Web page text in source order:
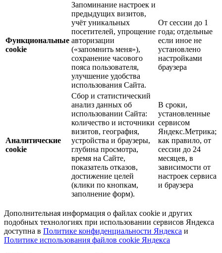
Функциональные
cookie
Запоминание настроек и
предыдущих визитов,
учёт уникальных
посетителей, упрощение
авторизации
(«запомнить меня»),
сохранение часового
пояса пользователя,
улучшение удобства
использования Сайта.
От сессии до 1
года; отдельные
если иное не
установлено
настройками
браузера
Аналитические
cookie
Сбор и статистический
анализ данных об
использовании Сайта:
количество и источники
визитов, география,
устройства и браузеры,
глубина просмотра,
время на Сайте,
показатель отказов,
достижение целей
(клики по кнопкам,
заполнение форм).
В сроки,
установленные
сервисом
Яндекс.Метрика;
как правило, от
сессии до 24
месяцев, в
зависимости от
настроек сервиса
и браузера
Дополнительная информация о файлах cookie и других
подобных технологиях при использовании сервисов Яндекса
доступна в Политике конфиденциальности Яндекса и
Политике использования файлов cookie Яндекса